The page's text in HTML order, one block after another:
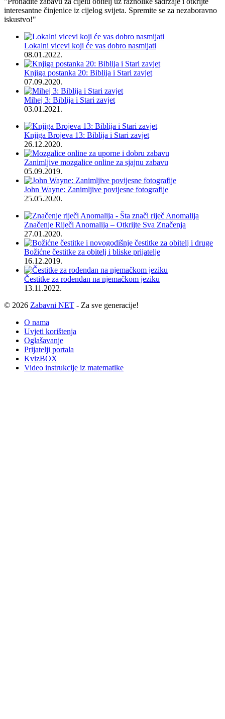
interesantne činjenice iz cijelog svijeta. Spremite se za nezaboravno
iskustvo!"
Lokalni vicevi koji će vas dobro nasmijati
08.01.2022.
Knjiga postanka 20: Biblija i Stari zavjet
07.09.2020.
Mihej 3: Biblija i Stari zavjet
03.01.2021.
Knjiga Brojeva 13: Biblija i Stari zavjet
26.12.2020.
Zanimljive mozgalice online za sjajnu zabavu
05.09.2019.
John Wayne: Zanimljive povijesne fotografije
25.05.2020.
Značenje Riječi Anomalija – Otkrijte Sva Značenja
27.01.2020.
Božićne čestitke za obitelj i bliske prijatelje
16.12.2019.
Čestitke za rođendan na njemačkom jeziku
13.11.2022.
© 2026 Zabavni NET - Za sve generacije!
O nama
Uvjeti korištenja
Oglašavanje
Prijatelji portala
KvizBOX
Video instrukcije iz matematike